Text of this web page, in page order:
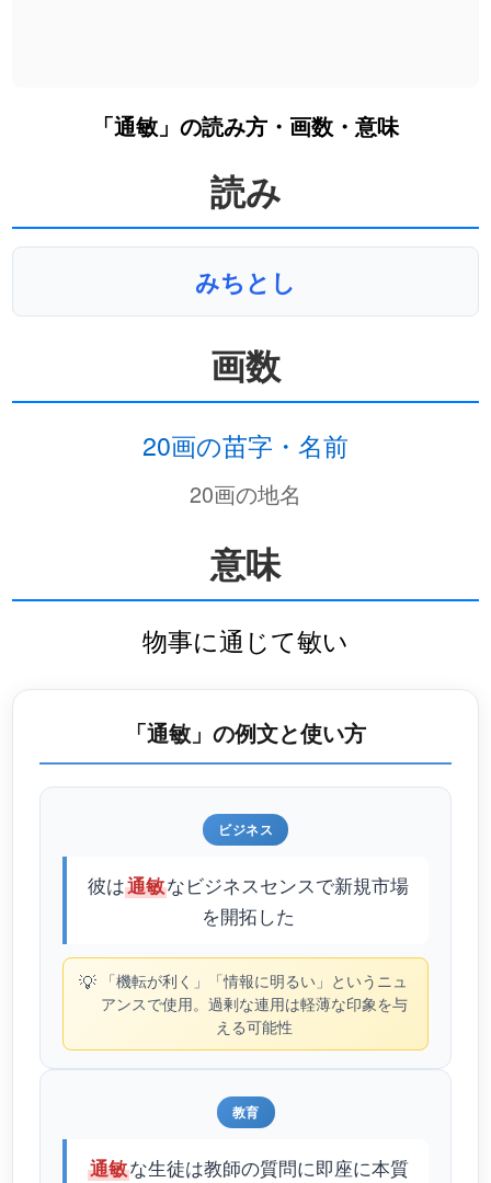
「通敏」の読み方・画数・意味
読み
みちとし
画数
20画の苗字・名前
20画の地名
意味
物事に通じて敏い
「通敏」の例文と使い方
ビジネス
彼は通敏なビジネスセンスで新規市場
を開拓した
💡 「機転が利く」「情報に明るい」というニュ
アンスで使用。過剰な連用は軽薄な印象を与
える可能性
教育
通敏な生徒は教師の質問に即座に本質